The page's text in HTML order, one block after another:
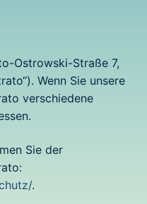
Ostrowski-Straße 7,
Wenn Sie unsere
verschiedene
Sie der
.